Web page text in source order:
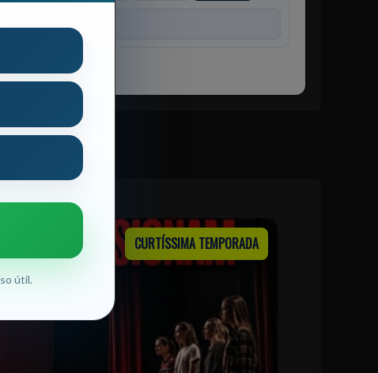
CURTÍSSIMA TEMPORADA
útil.